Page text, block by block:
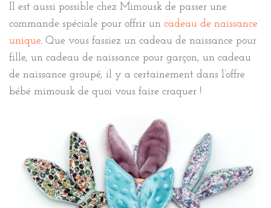
Il est aussi possible chez Mimousk de passer une
commande spéciale pour offrir un cadeau de naissance
unique. Que vous fassiez un cadeau de naissance pour
fille, un cadeau de naissance pour garçon, un cadeau
de naissance groupé, il y a certainement dans l’offre
bébé mimousk de quoi vous faire craquer !